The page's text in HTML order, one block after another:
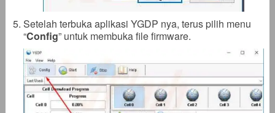
Setelah terbuka aplikasi YGDP nya, terus pilih menu
“Config” untuk membuka file firmware.